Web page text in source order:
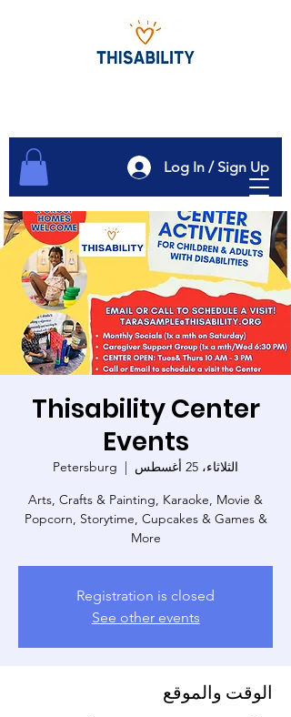
Log In / Sign Up
Thisability Center
Events
الثلاثاء، 25 أغسطس
  |
Petersburg
Arts, Crafts & Painting, Karaoke, Movie &
Popcorn, Storytime, Cupcakes & Games &
More
Registration is closed
See other events
الوقت والموقع